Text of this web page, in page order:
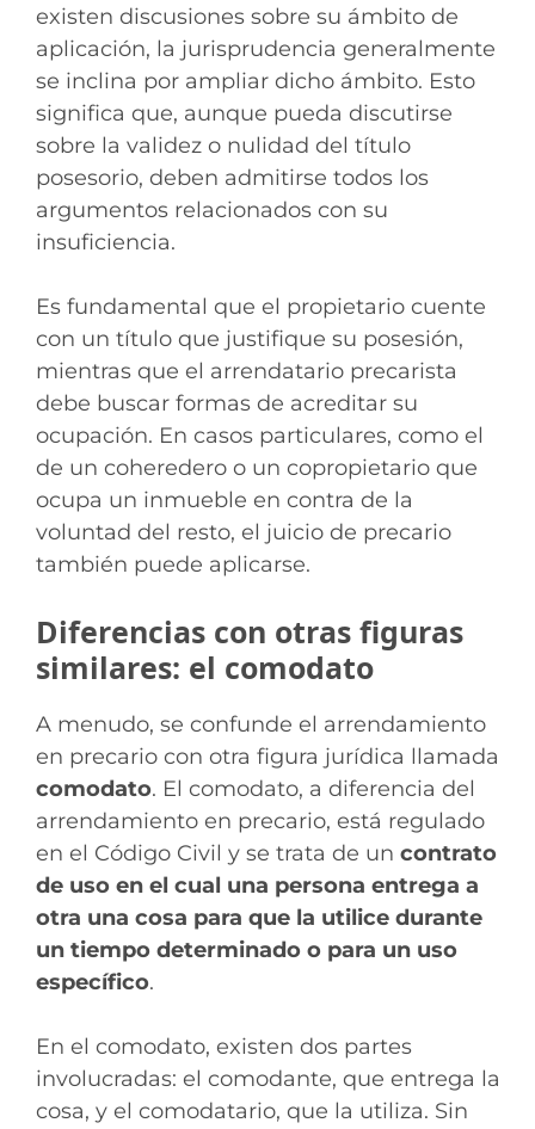
existen discusiones sobre su ámbito de
aplicación, la jurisprudencia generalmente
se inclina por ampliar dicho ámbito. Esto
significa que, aunque pueda discutirse
sobre la validez o nulidad del título
posesorio, deben admitirse todos los
argumentos relacionados con su
insuficiencia.
Es fundamental que el propietario cuente
con un título que justifique su posesión,
mientras que el arrendatario precarista
debe buscar formas de acreditar su
ocupación. En casos particulares, como el
de un coheredero o un copropietario que
ocupa un inmueble en contra de la
voluntad del resto, el juicio de precario
también puede aplicarse.
Diferencias con otras figuras
similares: el comodato
A menudo, se confunde el arrendamiento
en precario con otra figura jurídica llamada
comodato. El comodato, a diferencia del
arrendamiento en precario, está regulado
en el Código Civil y se trata de un contrato
de uso en el cual una persona entrega a
otra una cosa para que la utilice durante
un tiempo determinado o para un uso
específico.
En el comodato, existen dos partes
involucradas: el comodante, que entrega la
cosa, y el comodatario, que la utiliza. Sin